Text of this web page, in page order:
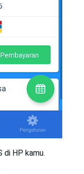
di HP kamu.